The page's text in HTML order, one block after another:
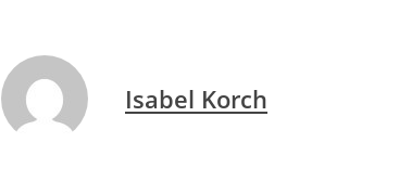
Isabel Korch